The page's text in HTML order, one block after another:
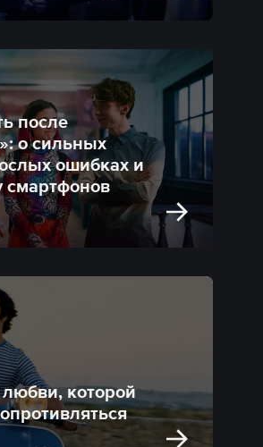
после
о сильных
ошибках и
смартфонов
любви, которой